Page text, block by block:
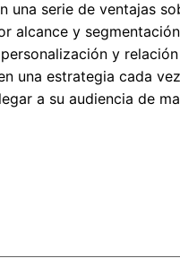
una serie de ventajas
alcance y
y
una estrategia cada
a su audiencia de